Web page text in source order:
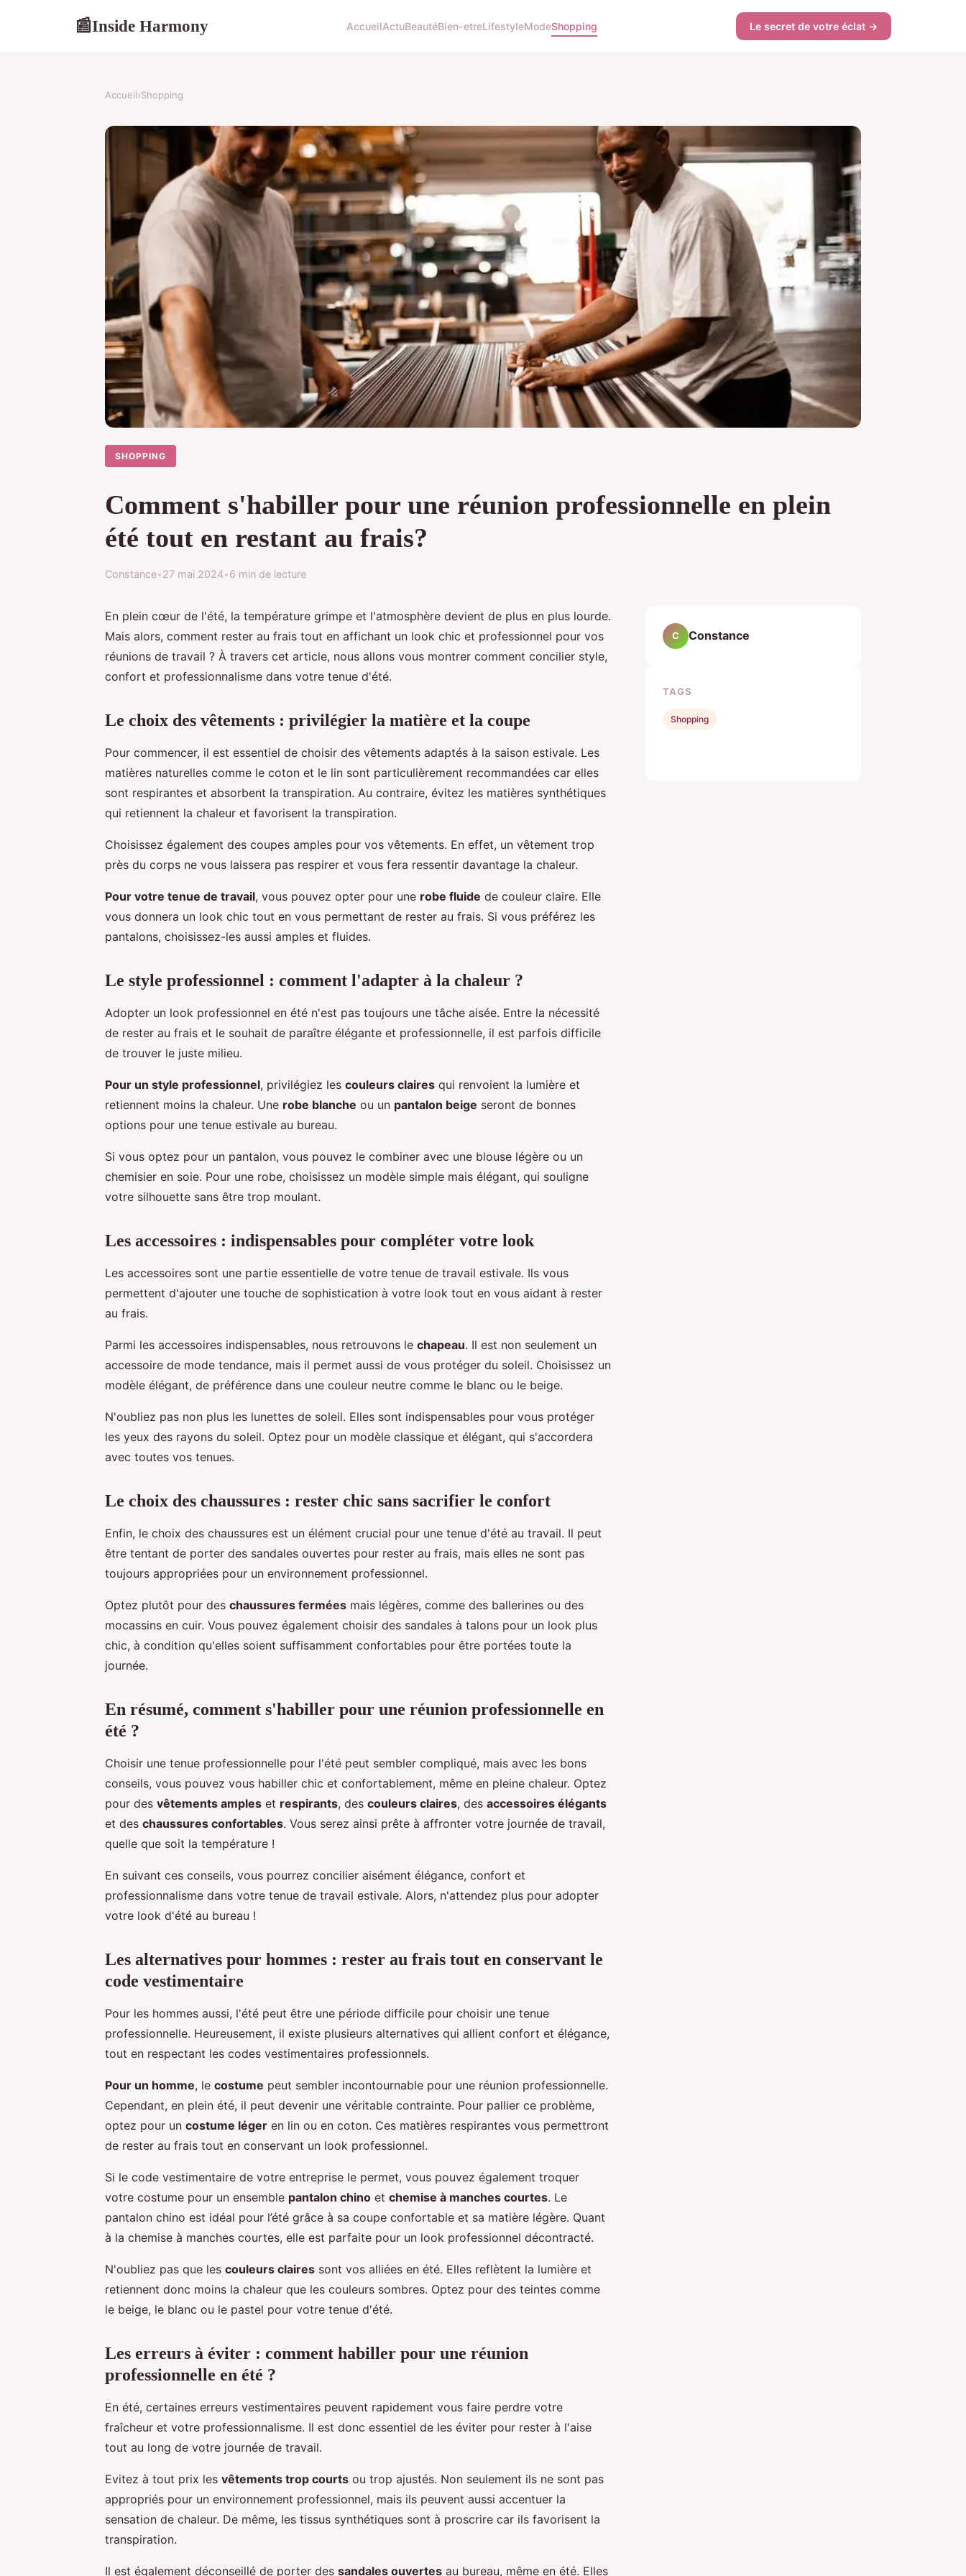
📰Inside Harmony AccueilActuBeautéBien-etreLifestyleModeShopping Le secret de votre éclat →
Accueil›Shopping
SHOPPING
Comment s'habiller pour une réunion professionnelle en plein
été tout en restant au frais?
Constance•27 mai 2024•6 min de lecture
En plein cœur de l'été, la température grimpe et l'atmosphère devient de plus en plus lourde.
Mais alors, comment rester au frais tout en affichant un look chic et professionnel pour vos
réunions de travail ? À travers cet article, nous allons vous montrer comment concilier style,
confort et professionnalisme dans votre tenue d'été.
Le choix des vêtements : privilégier la matière et la coupe
Pour commencer, il est essentiel de choisir des vêtements adaptés à la saison estivale. Les
matières naturelles comme le coton et le lin sont particulièrement recommandées car elles
sont respirantes et absorbent la transpiration. Au contraire, évitez les matières synthétiques
qui retiennent la chaleur et favorisent la transpiration.
Choisissez également des coupes amples pour vos vêtements. En effet, un vêtement trop
près du corps ne vous laissera pas respirer et vous fera ressentir davantage la chaleur.
Pour votre tenue de travail, vous pouvez opter pour une robe fluide de couleur claire. Elle
vous donnera un look chic tout en vous permettant de rester au frais. Si vous préférez les
pantalons, choisissez-les aussi amples et fluides.
Le style professionnel : comment l'adapter à la chaleur ?
Adopter un look professionnel en été n'est pas toujours une tâche aisée. Entre la nécessité
de rester au frais et le souhait de paraître élégante et professionnelle, il est parfois difficile
de trouver le juste milieu.
Pour un style professionnel, privilégiez les couleurs claires qui renvoient la lumière et
retiennent moins la chaleur. Une robe blanche ou un pantalon beige seront de bonnes
options pour une tenue estivale au bureau.
Si vous optez pour un pantalon, vous pouvez le combiner avec une blouse légère ou un
chemisier en soie. Pour une robe, choisissez un modèle simple mais élégant, qui souligne
votre silhouette sans être trop moulant.
Les accessoires : indispensables pour compléter votre look
Les accessoires sont une partie essentielle de votre tenue de travail estivale. Ils vous
permettent d'ajouter une touche de sophistication à votre look tout en vous aidant à rester
au frais.
Parmi les accessoires indispensables, nous retrouvons le chapeau. Il est non seulement un
accessoire de mode tendance, mais il permet aussi de vous protéger du soleil. Choisissez un
modèle élégant, de préférence dans une couleur neutre comme le blanc ou le beige.
N'oubliez pas non plus les lunettes de soleil. Elles sont indispensables pour vous protéger
les yeux des rayons du soleil. Optez pour un modèle classique et élégant, qui s'accordera
avec toutes vos tenues.
Le choix des chaussures : rester chic sans sacrifier le confort
Enfin, le choix des chaussures est un élément crucial pour une tenue d'été au travail. Il peut
être tentant de porter des sandales ouvertes pour rester au frais, mais elles ne sont pas
toujours appropriées pour un environnement professionnel.
Optez plutôt pour des chaussures fermées mais légères, comme des ballerines ou des
mocassins en cuir. Vous pouvez également choisir des sandales à talons pour un look plus
chic, à condition qu'elles soient suffisamment confortables pour être portées toute la
journée.
En résumé, comment s'habiller pour une réunion professionnelle en
été ?
Choisir une tenue professionnelle pour l'été peut sembler compliqué, mais avec les bons
conseils, vous pouvez vous habiller chic et confortablement, même en pleine chaleur. Optez
pour des vêtements amples et respirants, des couleurs claires, des accessoires élégants
et des chaussures confortables. Vous serez ainsi prête à affronter votre journée de travail,
quelle que soit la température !
En suivant ces conseils, vous pourrez concilier aisément élégance, confort et
professionnalisme dans votre tenue de travail estivale. Alors, n'attendez plus pour adopter
votre look d'été au bureau !
Les alternatives pour hommes : rester au frais tout en conservant le
code vestimentaire
Pour les hommes aussi, l'été peut être une période difficile pour choisir une tenue
professionnelle. Heureusement, il existe plusieurs alternatives qui allient confort et élégance,
tout en respectant les codes vestimentaires professionnels.
Pour un homme, le costume peut sembler incontournable pour une réunion professionnelle.
Cependant, en plein été, il peut devenir une véritable contrainte. Pour pallier ce problème,
optez pour un costume léger en lin ou en coton. Ces matières respirantes vous permettront
de rester au frais tout en conservant un look professionnel.
Si le code vestimentaire de votre entreprise le permet, vous pouvez également troquer
votre costume pour un ensemble pantalon chino et chemise à manches courtes. Le
pantalon chino est idéal pour l’été grâce à sa coupe confortable et sa matière légère. Quant
à la chemise à manches courtes, elle est parfaite pour un look professionnel décontracté.
N'oubliez pas que les couleurs claires sont vos alliées en été. Elles reflètent la lumière et
retiennent donc moins la chaleur que les couleurs sombres. Optez pour des teintes comme
le beige, le blanc ou le pastel pour votre tenue d'été.
Les erreurs à éviter : comment habiller pour une réunion
professionnelle en été ?
En été, certaines erreurs vestimentaires peuvent rapidement vous faire perdre votre
fraîcheur et votre professionnalisme. Il est donc essentiel de les éviter pour rester à l'aise
tout au long de votre journée de travail.
Evitez à tout prix les vêtements trop courts ou trop ajustés. Non seulement ils ne sont pas
appropriés pour un environnement professionnel, mais ils peuvent aussi accentuer la
sensation de chaleur. De même, les tissus synthétiques sont à proscrire car ils favorisent la
transpiration.
Il est également déconseillé de porter des sandales ouvertes au bureau, même en été. Elles
C Constance
TAGS
Shopping